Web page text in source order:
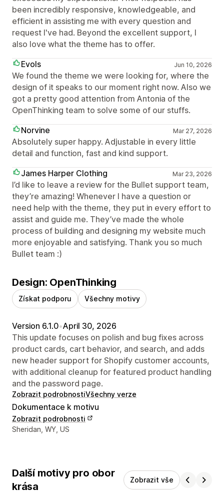
been incredibly responsive, knowledgeable, and
efficient in assisting me with every question and
request I've had. Beyond the excellent support, I
also love what the theme has to offer.
Evols
Jun 10, 2026
We found the theme we were looking for, where the
design of it speaks to our moment right now. Also we
got a pretty good attention from Antonia of the
OpenThinking team to solve some of our stuffs.
Norvine
Mar 27, 2026
Absolutely super happy. Adjustable in every little
detail and function, fast and kind support.
James Harper Clothing
Mar 23, 2026
I’d like to leave a review for the Bullet support team,
they’re amazing! Whenever I have a question or
need help with the theme, they put in every effort to
assist and guide me. They’ve made the whole
process of building and designing my website much
more enjoyable and satisfying. Thank you so much
Bullet team :)
Design: OpenThinking
Získat podporu Všechny motivy
Version 6.1.0•April 30, 2026
This update focuses on polish and bug fixes across
product cards, cart behavior, and search, and adds
new header support for Shopify customer accounts,
with additional cleanup for featured product handling
and the password page.
Zobrazit podrobnostiVšechny verze
Dokumentace k motivu
Zobrazit podrobnosti
Kontaktní údaje designéra
Sheridan, WY, US
Další motivy pro obor
krása
Zobrazit vše